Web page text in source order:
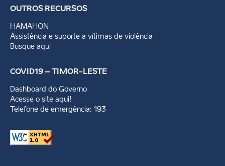
OUTROS RECURSOS
HAMAHON
Assistência e suporte a vítimas de violência
Busque aqui
COVID19 – TIMOR-LESTE
Dashboard do Governo
Acesse o site aqui!
Telefone de emergência: 193